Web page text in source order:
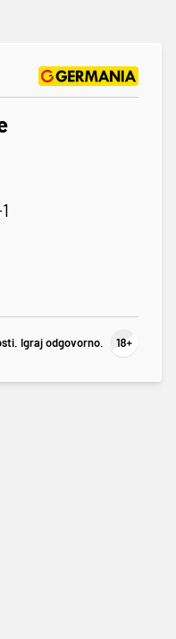
Igraj odgovorno.